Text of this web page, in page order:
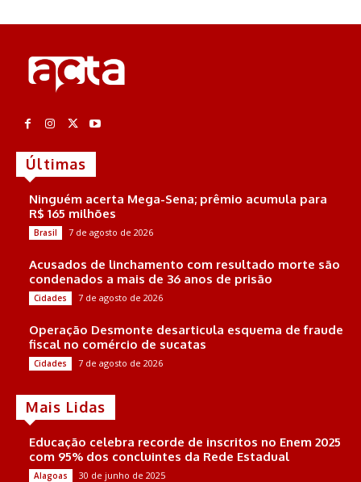
Últimas
Ninguém acerta Mega-Sena; prêmio acumula para
R$ 165 milhões
Brasil 7 de agosto de 2026
Acusados de linchamento com resultado morte são
condenados a mais de 36 anos de prisão
Cidades 7 de agosto de 2026
Operação Desmonte desarticula esquema de fraude
fiscal no comércio de sucatas
Cidades 7 de agosto de 2026
Mais Lidas
Educação celebra recorde de inscritos no Enem 2025
com 95% dos concluintes da Rede Estadual
Alagoas 30 de junho de 2025